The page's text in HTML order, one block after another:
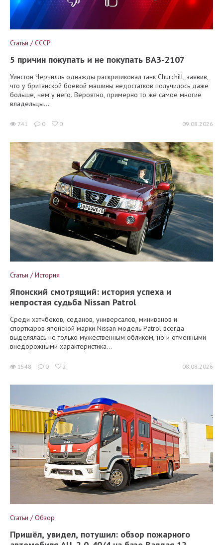
Статьи / СССР
5 причин покупать и не покупать ВАЗ-2107
Уинстон Черчилль однажды раскритиковал танк Churchill, заявив,
что у британской боевой машины недостатков получилось даже
больше, чем у него. Вероятно, примерно то же самое многие
владельцы...
741 0 0 09.08.2026
Статьи / История
Японский смотрящий: история успеха и
непростая судьба Nissan Patrol
Среди хэтчбеков, седанов, универсалов, минивэнов и
спорткаров японской марки Nissan модель Patrol всегда
выделялась не только мужественным обликом, но и отменными
внедорожными характеристика...
1548 0 2 08.08.2026
Статьи / Обзор
Пришёл, увидел, потушил: обзор пожарного